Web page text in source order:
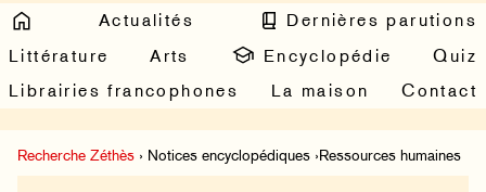
Actualités
Dernières parutions
Littérature
Arts Encyclopédie
Quiz
Librairies francophones
La maison Contact
Recherche Zéthès › Notices encyclopédiques ›Ressources humaines